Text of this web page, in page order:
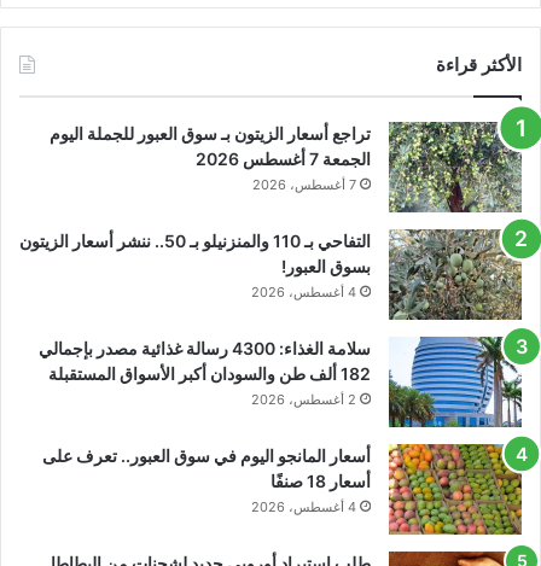
الأكثر قراءة
تراجع أسعار الزيتون بـ سوق العبور للجملة اليوم
الجمعة 7 أغسطس 2026
7 أغسطس، 2026
التفاحي بـ 110 والمنزنيلو بـ 50.. ننشر أسعار الزيتون
بسوق العبور!
4 أغسطس، 2026
سلامة الغذاء: 4300 رسالة غذائية مصدر بإجمالي
182 ألف طن والسودان أكبر الأسواق المستقبلة
2 أغسطس، 2026
أسعار المانجو اليوم في سوق العبور.. تعرف على
أسعار 18 صنفًا
4 أغسطس، 2026